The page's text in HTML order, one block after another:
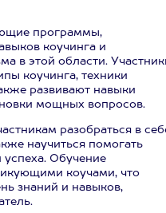
программы,
коучинга и
в этой области.
коучинга, техники
развивают навыки
мощных вопросов.
разобраться в
научиться помогать
Обучение
коучами, что
знаний и навыков,